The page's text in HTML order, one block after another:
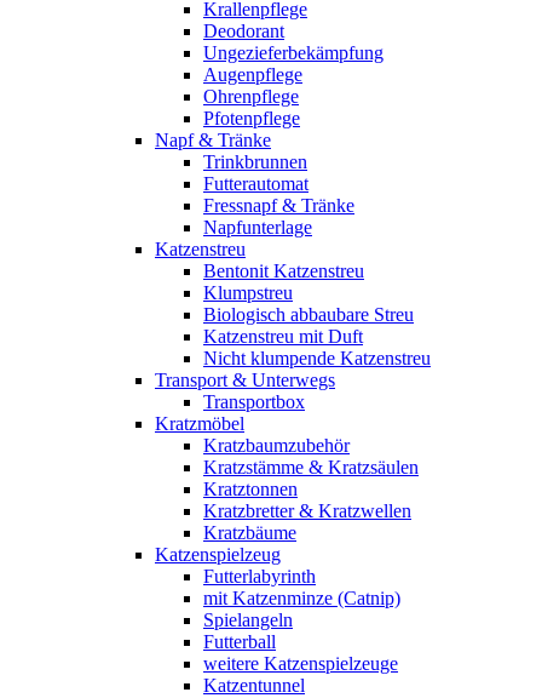
Krallenpflege
Deodorant
Ungezieferbekämpfung
Augenpflege
Ohrenpflege
Pfotenpflege
Napf & Tränke
Trinkbrunnen
Futterautomat
Fressnapf & Tränke
Napfunterlage
Katzenstreu
Bentonit Katzenstreu
Klumpstreu
Biologisch abbaubare Streu
Katzenstreu mit Duft
Nicht klumpende Katzenstreu
Transport & Unterwegs
Transportbox
Kratzmöbel
Kratzbaumzubehör
Kratzstämme & Kratzsäulen
Kratztonnen
Kratzbretter & Kratzwellen
Kratzbäume
Katzenspielzeug
Futterlabyrinth
mit Katzenminze (Catnip)
Spielangeln
Futterball
weitere Katzenspielzeuge
Katzentunnel